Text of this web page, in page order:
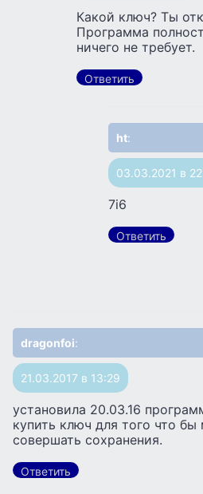
Какой ключ? Ты
Программа
ничего не требует.
Ответить
ht:
03.03.2021 в
7i6
Ответить
dragonfoi:
21.03.2017 в 13:29
установила 20.03.16
купить ключ для того что
совершать сохранения.
Ответить